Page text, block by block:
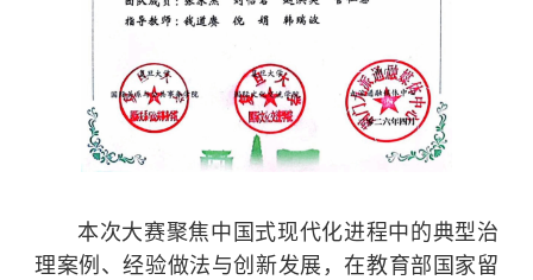
本次大赛聚焦中国式现代化进程中的典型治
理案例、经验做法与创新发展，在教育部国家留